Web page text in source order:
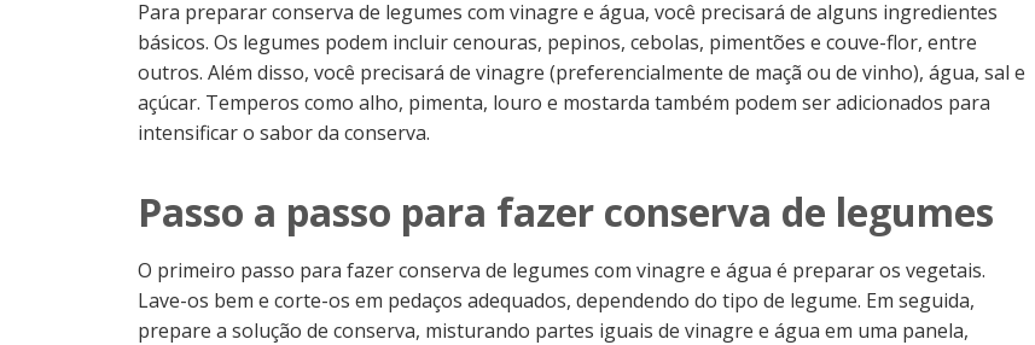
Para preparar conserva de legumes com vinagre e água, você precisará de alguns ingredientes
básicos. Os legumes podem incluir cenouras, pepinos, cebolas, pimentões e couve-flor, entre
outros. Além disso, você precisará de vinagre (preferencialmente de maçã ou de vinho), água, sal e
açúcar. Temperos como alho, pimenta, louro e mostarda também podem ser adicionados para
intensificar o sabor da conserva.
Passo a passo para fazer conserva de legumes
O primeiro passo para fazer conserva de legumes com vinagre e água é preparar os vegetais.
Lave-os bem e corte-os em pedaços adequados, dependendo do tipo de legume. Em seguida,
prepare a solução de conserva, misturando partes iguais de vinagre e água em uma panela,